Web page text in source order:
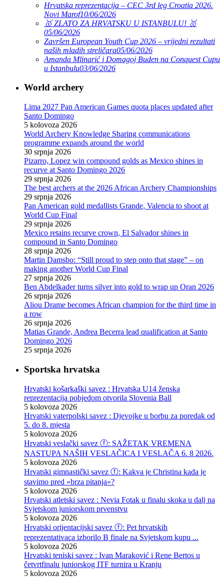
Hrvatska reprezentacija – CEC 3rd leg Croatia 2026.
Novi Marof10/06/2026
🥇 ZLATO ZA HRVATSKU U ISTANBULU! 🥇
05/06/2026
Završen European Youth Cup 2026 – vrijedni rezultati
naših mladih streličara05/06/2026
Amanda Mlinarić i Domagoj Buden na Conquest Cupu
u Istanbulu03/06/2026
World archery
Lima 2027 Pan American Games quota places updated after
Santo Domingo
5 kolovoza 2026
World Archery Knowledge Sharing communications
programme expands around the world
30 srpnja 2026
Pizarro, Lopez win compound golds as Mexico shines in
recurve at Santo Domingo 2026
29 srpnja 2026
The best archers at the 2026 African Archery Championships
29 srpnja 2026
Pan American gold medallists Grande, Valencia to shoot at
World Cup Final
29 srpnja 2026
Mexico retains recurve crown, El Salvador shines in
compound in Santo Domingo
28 srpnja 2026
Martin Damsbo: “Still proud to step onto that stage” – on
making another World Cup Final
27 srpnja 2026
Ben Abdelkader turns silver into gold to wrap up Oran 2026
26 srpnja 2026
Aliou Drame becomes African champion for the third time in
a row
26 srpnja 2026
Matias Grande, Andrea Becerra lead qualification at Santo
Domingo 2026
25 srpnja 2026
Sportska hrvatska
Hrvatski košarkaški savez : Hrvatska U14 ženska
reprezentacija pobjedom otvorila Slovenia Ball
5 kolovoza 2026
Hrvatski vaterpolski savez : Djevojke u borbu za poredak od
5. do 8. mjesta
5 kolovoza 2026
Hrvatski veslački savez ⓕ: SAŽETAK VREMENA
NASTUPA NAŠIH VESLAČICA I VESLAČA 6. 8 2026.
5 kolovoza 2026
Hrvatski gimnastički savez ⓕ: Kakva je Christina kada je
stavimo pred »brza pitanja«?
5 kolovoza 2026
Hrvatski atletski savez : Nevia Fotak u finalu skoka u dalj na
Svjetskom juniorskom prvenstvu
5 kolovoza 2026
Hrvatski orijentacijski savez ⓕ: Pet hrvatskih
reprezentativaca izborilo B finale na Svjetskom kupu ...
5 kolovoza 2026
Hrvatski teniski savez : Ivan Maraković i Rene Bertos u
četvrtfinalu juniorskog ITF turnira u Kranju
5 kolovoza 2026